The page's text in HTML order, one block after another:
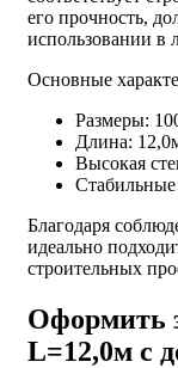
его прочность,
использовании в
Основные
Размеры:
Длина:
Высокая
Стабильные
Благодаря
идеально
строительных
Оформить
L=12,0м с